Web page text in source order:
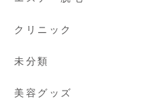
クリニック
未分類
美容グッズ